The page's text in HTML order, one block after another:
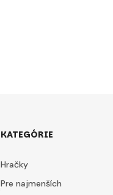
KATEGÓRIE
Hračky
Pre najmenších